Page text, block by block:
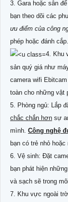
3. Gara hoặc sân
bạn theo dõi các
ưu điểm của công
phép hoặc đánh cắp.
4. Khu
sản quý giá như
camera wifi
toàn cho những vật
5. Phòng ngủ: Lắp
chắc chắn hơn sự
mình. Công nghệ
bạn có trẻ nhỏ
6. Vệ sinh: Đặt
bạn phát hiện
và sạch sẽ trong
7. Khu vực ngoài